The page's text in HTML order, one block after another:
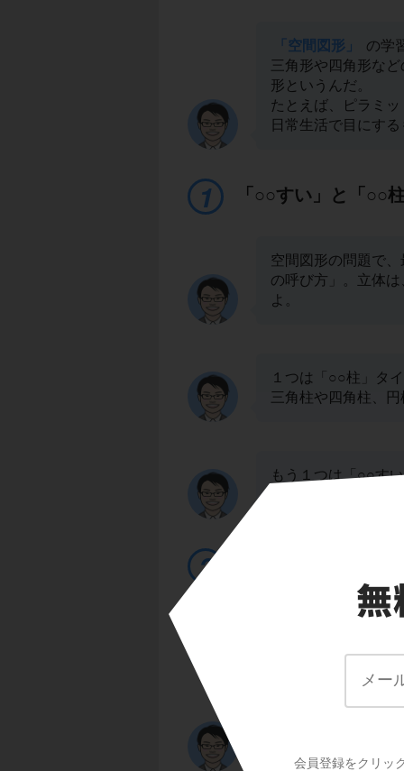
会員登録をクリッ
「空間図形」
の学
三角形や四角形な
形というんだ。
たとえば、ピラミ
日常生活で目にす
「○○すい」と「○○
空間図形の問題で
の呼び方」。立体
よ。
１つは「○○柱」タ
三角柱や四角柱、
もう１つは「○○す
「てっぺん」に注